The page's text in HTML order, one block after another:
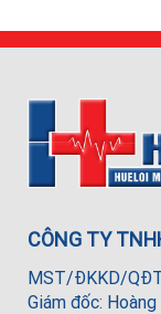
CÔNG TY
MST/ĐKKD/
Giám đốc: